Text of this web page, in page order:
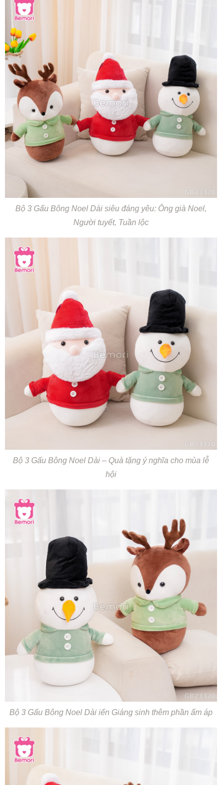
Bộ 3 Gấu Bông Noel Dài siêu đáng yêu: Ông già Noel,
Người tuyết, Tuần lộc
Bộ 3 Gấu Bông Noel Dài – Quà tặng ý nghĩa cho mùa lễ
hội
Bộ 3 Gấu Bông Noel Dài iến Giáng sinh thêm phần ấm áp